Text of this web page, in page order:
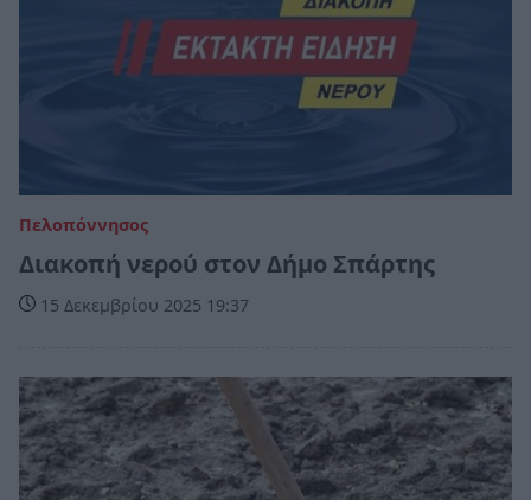
Πελοπόννησος
Διακοπή νερού στον Δήμο Σπάρτης
15 Δεκεμβρίου 2025 19:37